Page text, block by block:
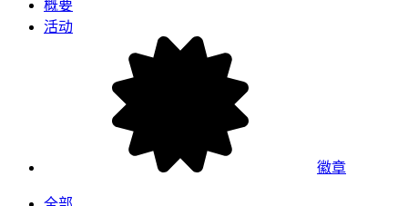
概要
活动
徽章